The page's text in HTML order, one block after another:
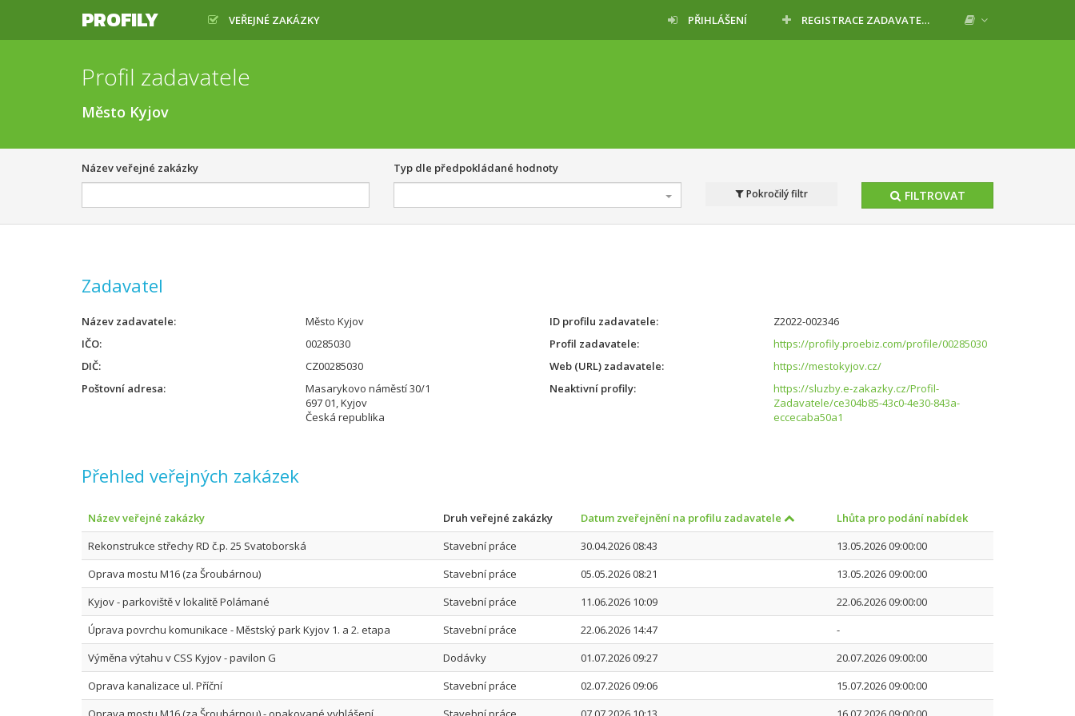
PROFILY VEŘEJNÉ ZAKÁZKY PŘIHLÁŠENÍ REGISTRACE ZADAVATELE
Profil zadavatele
Město Kyjov
Název veřejné zakázky Typ dle předpokládané hodnoty
FILTROVAT
Pokročilý filtr
Zadavatel
Název zadavatele
Město Kyjov
IČO
00285030
DIČ
CZ00285030
Poštovní adresa
Masarykovo náměstí 30/1
697 01, Kyjov
Česká republika
ID profilu zadavatele
Z2022-002346
Profil zadavatele
https://profily.proebiz.com/profile/00285030
Web (URL) zadavatele
https://mestokyjov.cz/
Neaktivní profily
https://sluzby.e-zakazky.cz/Profil-
Zadavatele/ce304b85-43c0-4e30-843a-
eccecaba50a1
Přehled veřejných zakázek
Název veřejné zakázky Druh veřejné zakázky Datum zveřejnění na profilu zadavatele
Lhůta pro podání nabídek
Rekonstrukce střechy RD č.p. 25 Svatoborská
Stavební práce 30.04.2026 08:43
13.05.2026 09:00:00
Oprava mostu M16 (za Šroubárnou)
Stavební práce 05.05.2026 08:21
13.05.2026 09:00:00
Kyjov - parkoviště v lokalitě Polámané
Stavební práce 11.06.2026 10:09
22.06.2026 09:00:00
Úprava povrchu komunikace - Městský park Kyjov 1. a 2. etapa
Stavební práce 22.06.2026 14:47
-
Výměna výtahu v CSS Kyjov - pavilon G
Dodávky 01.07.2026 09:27
20.07.2026 09:00:00
Oprava kanalizace ul. Příční
Stavební práce 02.07.2026 09:06
15.07.2026 09:00:00